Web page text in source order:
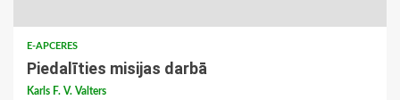
E-APCERES
Piedalīties misijas darbā
Karls F. V. Valters